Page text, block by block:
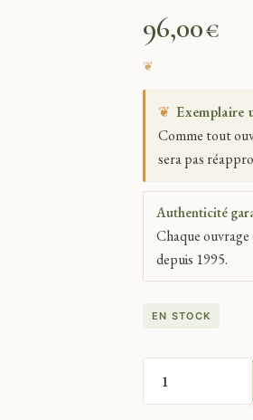
96,00€
❦ Exemplaire
Comme tout
sera pas
Authenticité
Chaque
depuis 1995.
EN STOCK
QUANTITÉ
DE